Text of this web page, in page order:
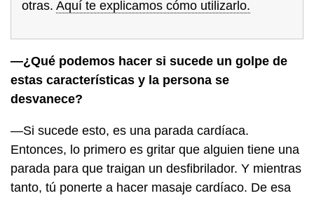
otras. Aquí te explicamos cómo utilizarlo.
—¿Qué podemos hacer si sucede un golpe de
estas características y la persona se
desvanece?
—Si sucede esto, es una parada cardíaca.
Entonces, lo primero es gritar que alguien tiene una
parada para que traigan un desfibrilador. Y mientras
tanto, tú ponerte a hacer masaje cardíaco. De esa